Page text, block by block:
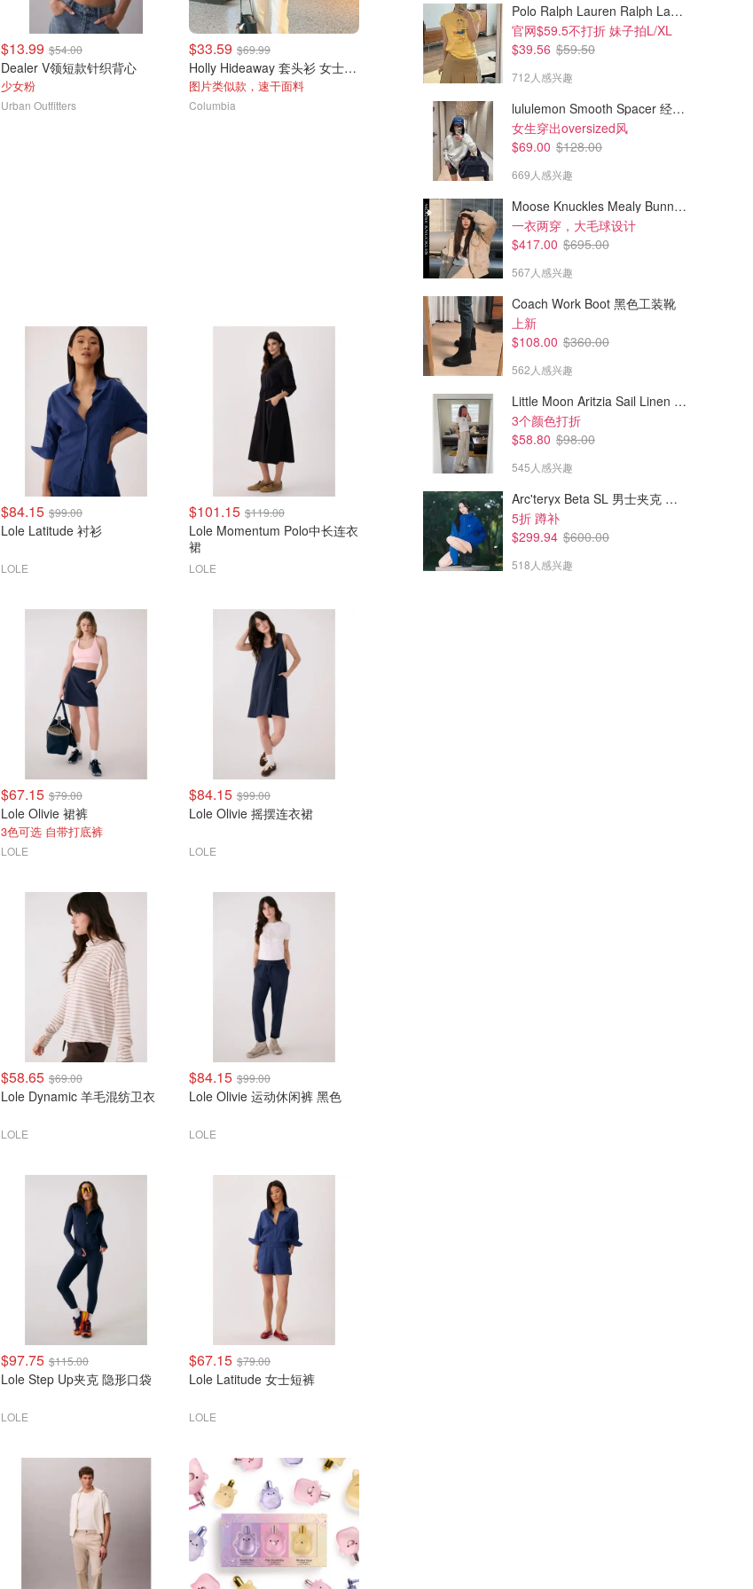
$13.99 $54.00
Dealer V领短款针织背心
少女粉
Urban Outfitters
$33.59 $69.99
Holly Hideaway 套头衫 女士高领
图片类似款，速干面料
Columbia
$174.00 $218.00
ALO 针织开衫 白绿色
王子文同款
$120.00
79%羊毛，大码补货！
Coach Outlet
$84.15 $99.00
Lole Latitude 衬衫
LOLE
$101.15 $119.00
Lole Momentum Polo中长连衣
裙
LOLE
$67.15 $79.00
Lole Olivie 裙裤
3色可选 自带打底裤
LOLE
$84.15 $99.00
Lole Olivie 摇摆连衣裙
LOLE
$58.65 $69.00
Lole Dynamic 羊毛混纺卫衣
LOLE
$84.15 $99.00
Lole Olivie 运动休闲裤 黑色
LOLE
$97.75 $115.00
Lole Step Up夹克 隐形口袋
LOLE
$67.15 $79.00
Lole Latitude 女士短裤
LOLE
Polo Ralph Lauren Ralph Lauren Polo Bear 女童棉T恤 染色 1件
官网$59.5不打折 妹子拍L/XL
$39.56 $59.50
712人感兴趣
lululemon Smooth Spacer 经典卫衣
女生穿出oversized风
$69.00 $128.00
669人感兴趣
Moose Knuckles Mealy Bunny 女士双面穿连帽外套
一衣两穿，大毛球设计
$417.00 $695.00
567人感兴趣
Coach Work Boot 黑色工装靴
上新
$108.00 $360.00
562人感兴趣
Little Moon Aritzia Sail Linen 长裤 麻织
3个颜色打折
$58.80 $98.00
545人感兴趣
Arc'teryx Beta SL 男士夹克 黑色
5折 蹲补
$299.94 $600.00
518人感兴趣